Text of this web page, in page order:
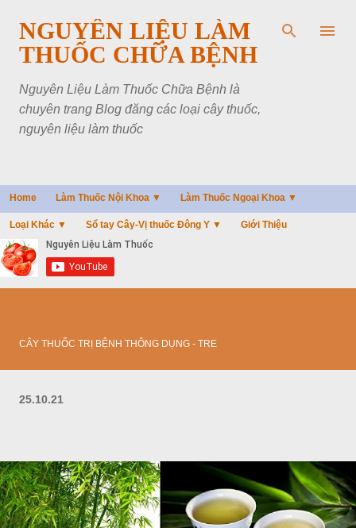
Chuyển đến nội dung chính
NGUYÊN LIỆU LÀM
THUỐC CHỮA BỆNH
Nguyên Liệu Làm Thuốc Chữa Bệnh là
chuyên trang Blog đăng các loại cây thuốc,
nguyên liệu làm thuốc
Home Làm Thuốc Nội Khoa ▼ Làm Thuốc Ngoại Khoa ▼
Loại Khác ▼ Sổ tay Cây-Vị thuốc Đông Y ▼ Giới Thiệu
CÂY THUỐC TRỊ BỆNH THÔNG DỤNG - TRE
25.10.21